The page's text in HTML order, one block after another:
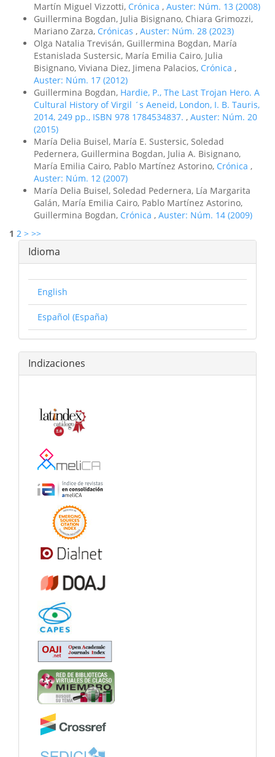
Martín Miguel Vizzotti, Crónica , Auster: Núm. 13 (2008)
Guillermina Bogdan, Julia Bisignano, Chiara Grimozzi,
Mariano Zarza, Crónicas , Auster: Núm. 28 (2023)
Olga Natalia Trevisán, Guillermina Bogdan, María
Estanislada Sustersic, María Emilia Cairo, Julia
Bisignano, Viviana Diez, Jimena Palacios, Crónica ,
Auster: Núm. 17 (2012)
Guillermina Bogdan, Hardie, P., The Last Trojan Hero. A
Cultural History of Virgil ´s Aeneid, London, I. B. Tauris,
2014, 249 pp., ISBN 978 1784534837. , Auster: Núm. 20
(2015)
María Delia Buisel, María E. Sustersic, Soledad
Pedernera, Guillermina Bogdan, Julia A. Bisignano,
María Emilia Cairo, Pablo Martínez Astorino, Crónica ,
Auster: Núm. 12 (2007)
María Delia Buisel, Soledad Pedernera, Lía Margarita
Galán, María Emilia Cairo, Pablo Martínez Astorino,
Guillermina Bogdan, Crónica , Auster: Núm. 14 (2009)
1 2 > >>
Idioma
English
Español (España)
Indizaciones